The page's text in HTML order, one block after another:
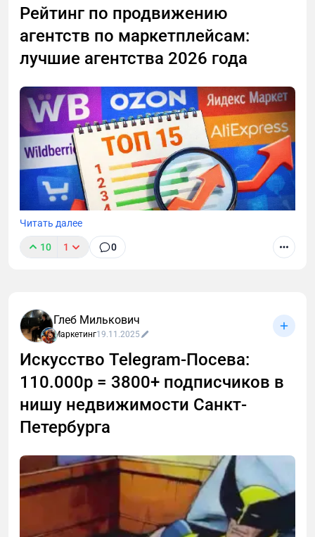
Рейтинг по продвижению
агентств по маркетплейсам:
лучшие агентства 2026 года
Читать далее
10 1 0
Глеб Милькович
Маркетинг19.11.2025
Искусство Telegram-Посева:
110.000р = 3800+ подписчиков в
нишу недвижимости Санкт-
Петербурга